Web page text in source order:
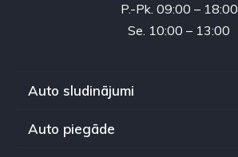
P.-Pk. 09:00 – 18:00
Se. 10:00 – 13:00
Auto sludinājumi
Auto piegāde